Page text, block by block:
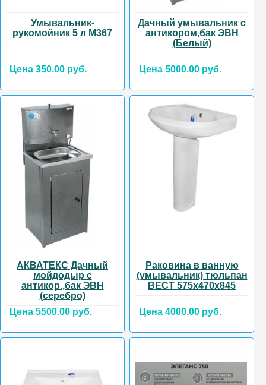
Умывальник-
рукомойник 5 л М367
Цена 350.00 руб.
Дачный умывальник с
антикором,бак ЭВН
(Белый)
Цена 5000.00 руб.
АКВАТЕКС Дачный
мойдодыр с
антикор.,бак ЭВН
(серебро)
Цена 5500.00 руб.
Раковина в ванную
(умывальник) тюльпан
ВЕСТ 575х470х845
Цена 4000.00 руб.